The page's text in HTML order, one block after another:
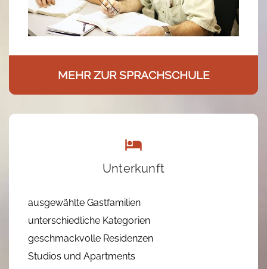
MEHR ZUR SPRACHSCHULE
Unterkunft
ausgewählte Gastfamilien
unterschiedliche Kategorien
geschmackvolle Residenzen
Studios und Apartments